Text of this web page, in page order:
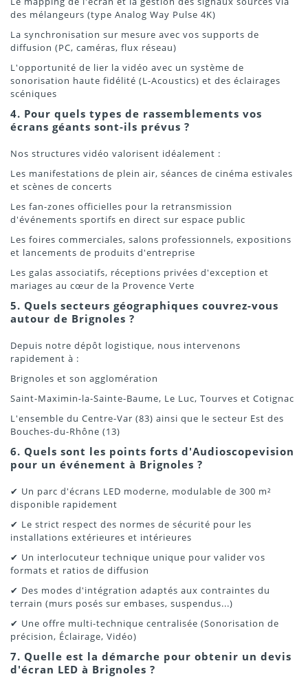
des mélangeurs (type Analog Way Pulse 4K)
La synchronisation sur mesure avec vos supports de
diffusion (PC, caméras, flux réseau)
L'opportunité de lier la vidéo avec un système de
sonorisation haute fidélité (L-Acoustics) et des éclairages
scéniques
4. Pour quels types de rassemblements vos
écrans géants sont-ils prévus ?
Nos structures vidéo valorisent idéalement :
Les manifestations de plein air, séances de cinéma estivales
et scènes de concerts
Les fan-zones officielles pour la retransmission
d'événements sportifs en direct sur espace public
Les foires commerciales, salons professionnels, expositions
et lancements de produits d'entreprise
Les galas associatifs, réceptions privées d'exception et
mariages au cœur de la Provence Verte
5. Quels secteurs géographiques couvrez-vous
autour de Brignoles ?
Depuis notre dépôt logistique, nous intervenons
rapidement à :
Brignoles et son agglomération
Saint-Maximin-la-Sainte-Baume, Le Luc, Tourves et Cotignac
L'ensemble du Centre-Var (83) ainsi que le secteur Est des
Bouches-du-Rhône (13)
6. Quels sont les points forts d'Audioscopevision
pour un événement à Brignoles ?
✔ Un parc d'écrans LED moderne, modulable de 300 m²
disponible rapidement
✔ Le strict respect des normes de sécurité pour les
installations extérieures et intérieures
✔ Un interlocuteur technique unique pour valider vos
formats et ratios de diffusion
✔ Des modes d'intégration adaptés aux contraintes du
terrain (murs posés sur embases, suspendus...)
✔ Une offre multi-technique centralisée (Sonorisation de
précision, Éclairage, Vidéo)
7. Quelle est la démarche pour obtenir un devis
d'écran LED à Brignoles ?